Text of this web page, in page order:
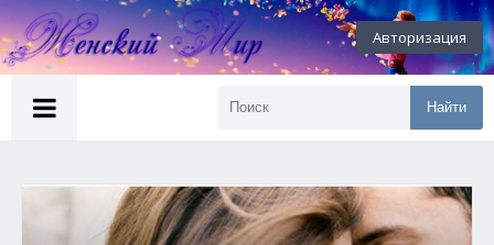
Авторизация
Найти